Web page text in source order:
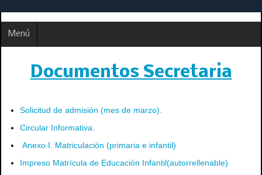
Menú
Documentos Secretaria
Solicitud de admisión (mes de marzo).
Circular Informativa.
Anexo I. Matriculación (primaria e infantil)
Impreso Matrícula de Educación Infantil(autorrellenable)